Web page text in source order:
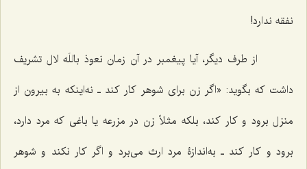
نفقه ندارد!
از طرف دیگر، آیا پیغمبر در آن زمان نعوذ باللَهلال تشریف
داشت که بگوید: «اگر زن برای شوهر کار کند ـ نه‌اینکه به بیرون از
منزل برود و کار کند، بلکه مثلاً زن در مزرعه یا باغی که مرد دارد،
برود و کار کند ـ به‌اندازۀ مرد ارث می‌برد و اگر کار نکند و شوهر